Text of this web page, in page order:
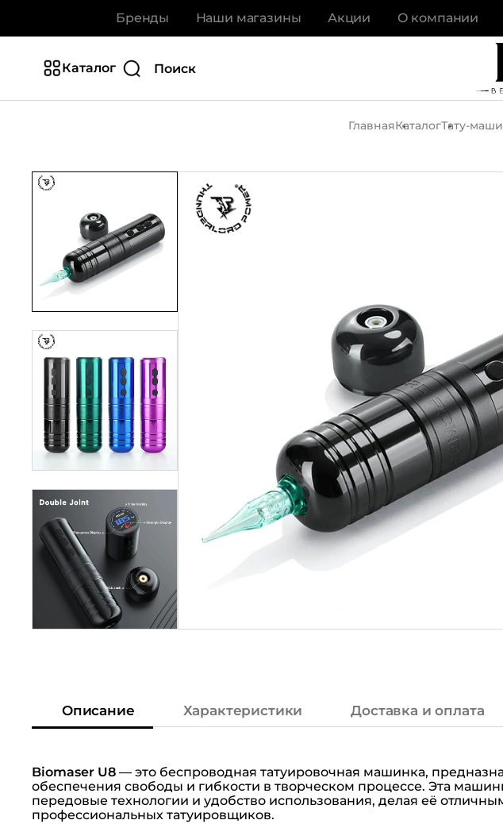
Бренды Наши магазины Акции О компании
Каталог
ГлавнаяКаталогТату-
Описание Характеристики Доставка и оплата
Biomaser U8 — это беспроводная татуировочная машинка,
обеспечения свободы и гибкости в творческом процессе. Эта
передовые технологии и удобство использования, делая её
профессиональных татуировщиков.